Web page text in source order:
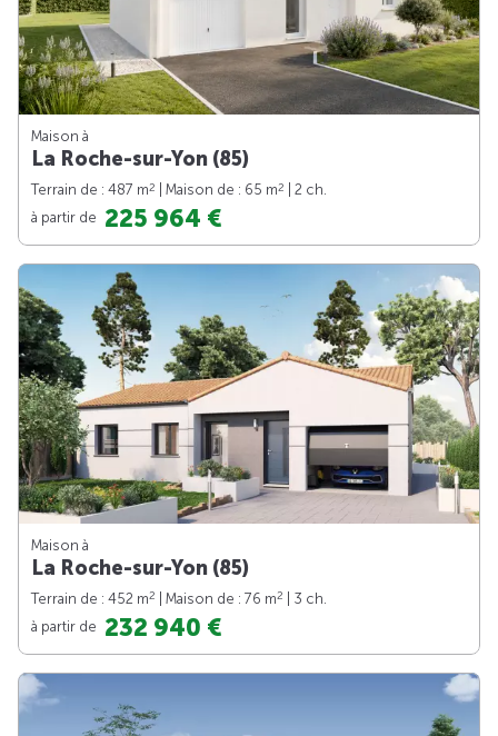
Maison à
La Roche-sur-Yon (85)
Terrain de : 487 m2 | Maison de : 65 m2
| 2 ch.
à partir de 225 964 €
Maison à
La Roche-sur-Yon (85)
Terrain de : 452 m2 | Maison de : 76 m2
| 3 ch.
à partir de 232 940 €